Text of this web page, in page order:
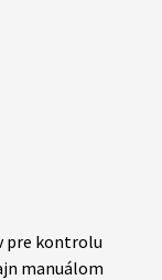
pre kontrolu
manuálom